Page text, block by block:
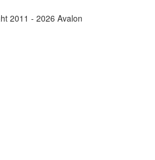
2011 - 2026 Avalon